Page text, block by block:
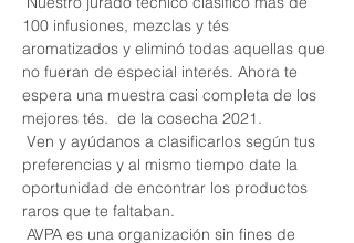
100 infusiones, mezclas y tés
aromatizados y eliminó todas aquellas que
no fueran de especial interés. Ahora te
espera una muestra casi completa de los
mejores tés.  de la cosecha 2021.
preferencias y al mismo tiempo date la
oportunidad de encontrar los productos
raros que te faltaban.